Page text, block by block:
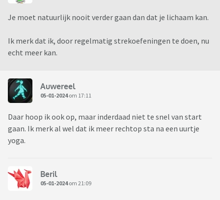
Je moet natuurlijk nooit verder gaan dan dat je lichaam kan.
Ik merk dat ik, door regelmatig strekoefeningen te doen, nu
echt meer kan.
Auwereel
05-01-2024om 17:11
Daar hoop ik ook op, maar inderdaad niet te snel van start
gaan. Ik merk al wel dat ik meer rechtop sta na een uurtje
yoga.
Beril
05-01-2024om 21:09